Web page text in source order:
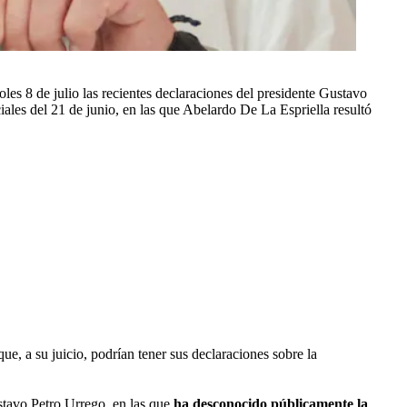
8 de julio las recientes declaraciones del presidente Gustavo
del 21 de junio, en las que Abelardo De La Espriella resultó
a su juicio, podrían tener sus declaraciones sobre la
Petro Urrego, en las que ha desconocido públicamente la